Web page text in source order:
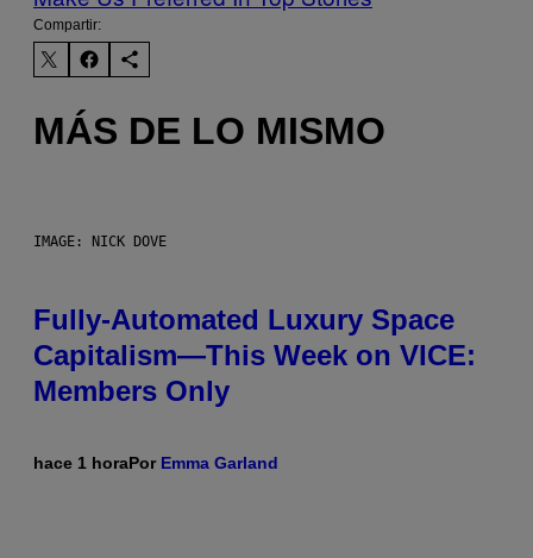
Compartir:
MÁS DE LO MISMO
IMAGE: NICK DOVE
Fully-Automated Luxury Space
Capitalism—This Week on VICE:
Members Only
hace 1 horaPor Emma Garland